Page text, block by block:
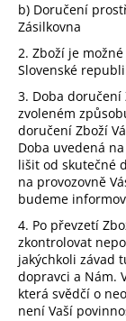
b) Doručení
Zásilkovna
2. Zboží je
Slovenské
3. Doba
zvoleném
doručení Zboží
Doba uvedená
lišit od skutečné
na provozovně
budeme
4. Po převzetí
zkontrolovat
jakýchkoli závad
dopravci a Nám.
která svědčí o
není Vaší